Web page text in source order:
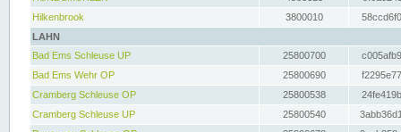
Hilkenbrook
3800010
LAHN
Bad Ems Schleuse UP
25800700
Bad Ems Wehr OP
25800690
Cramberg Schleuse OP
25800538
Cramberg Schleuse UP
25800540